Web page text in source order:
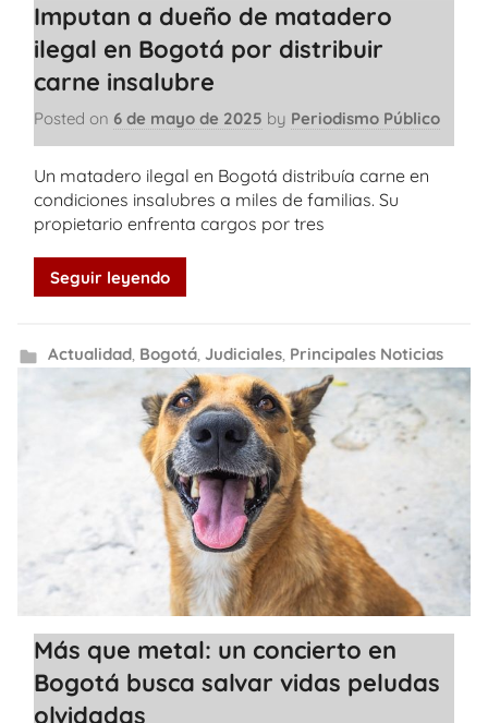
Imputan a dueño de matadero
ilegal en Bogotá por distribuir
carne insalubre
Posted on 6 de mayo de 2025 by Periodismo Público
Un matadero ilegal en Bogotá distribuía carne en
condiciones insalubres a miles de familias. Su
propietario enfrenta cargos por tres
Seguir leyendo
Actualidad, Bogotá, Judiciales, Principales Noticias
Más que metal: un concierto en
Bogotá busca salvar vidas peludas
olvidadas